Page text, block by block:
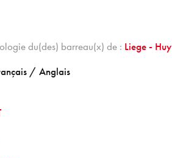
du(des) barreau(x) de : Liege - Huy
/ Anglais